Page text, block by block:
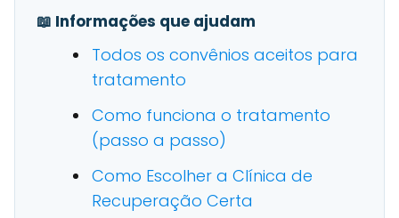
📖 Informações que ajudam
Todos os convênios aceitos para
tratamento
Como funciona o tratamento
(passo a passo)
Como Escolher a Clínica de
Recuperação Certa